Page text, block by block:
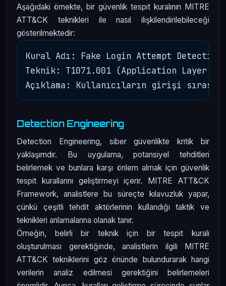
Aşağıdaki örnekte, bir güvenlik tespit kuralının MITRE
ATT&CK teknikleri ile nasıl ilişkilendirilebileceği
gösterilmektedir:
Kural Adı: Fake Login Attempt Detection
Teknik: T1071.001 (Application Layer
Detection Engineering
Detection Engineering, siber güvenlikte kritik bir
yaklaşımdır. Bu uygulama, potansiyel tehditleri
belirlemek ve bunlara karşı önlem almak için güvenlik
tespit kurallarını geliştirmeyi içerir. MITRE ATT&CK
Framework, analistlere bu süreçte kılavuzluk yapar,
çünkü çeşitli tehdit aktörlerinin kullandığı taktik ve
teknikleri anlamalarına olanak tanır.
Örneğin, belirli bir teknik için bir tespit kuralı
oluşturulması gerektiğinde, analistlerin ilgili MITRE
ATT&CK tekniklerini göz önünde bulundurarak hangi
verilerin analiz edilmesi gerektiğini belirlemeleri